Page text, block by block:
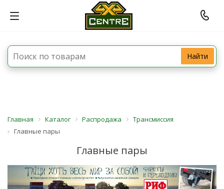
Найти
Главная Каталог Распродажа
Трансмиссия
Главные пары
Главные пары